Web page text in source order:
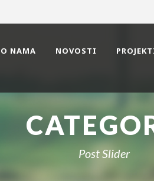
O NAMA NOVOSTI
Post Slider